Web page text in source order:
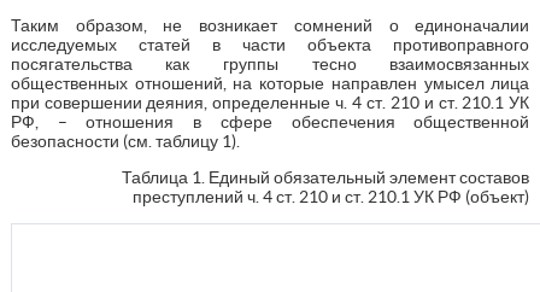
Таким образом, не возникает сомнений о единоначалии
исследуемых статей в части объекта противоправного
посягательства как группы тесно взаимосвязанных
общественных отношений, на которые направлен умысел лица
при совершении деяния, определенные ч. 4 ст. 210 и ст. 210.1 УК
РФ, – отношения в сфере обеспечения общественной
безопасности (см. таблицу 1).
Таблица 1. Единый обязательный элемент составов
преступлений ч. 4 ст. 210 и ст. 210.1 УК РФ (объект)